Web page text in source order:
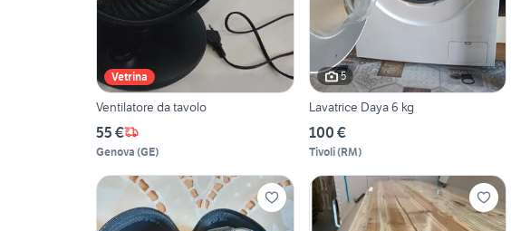
Vetrina
Ventilatore da tavolo
55 €
Genova (GE)
5
Lavatrice Daya 6 kg
100 €
Tivoli(RM)